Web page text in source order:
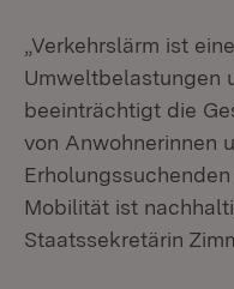
„Verkehrslärm ist
Umweltbelastungen
beeinträchtigt die
von Anwohnerinnen
Mobilität ist
Staatssekretärin